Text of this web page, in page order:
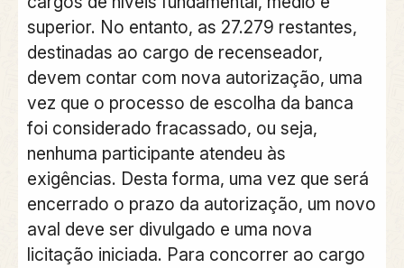
superior. No entanto, as 27.279 restantes,
destinadas ao cargo de recenseador,
devem contar com nova autorização, uma
vez que o processo de escolha da banca
foi considerado fracassado, ou seja,
nenhuma participante atendeu às
exigências. Desta forma, uma vez que será
encerrado o prazo da autorização, um novo
aval deve ser divulgado e uma nova
licitação iniciada. Para concorrer ao cargo